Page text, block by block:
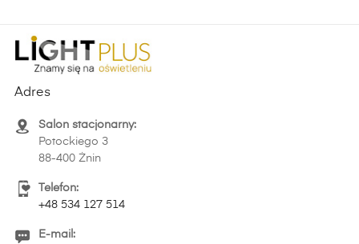
Adres
Salon stacjonarny:
Potockiego 3
88-400 Żnin
Telefon:
+48 534 127 514
E-mail: